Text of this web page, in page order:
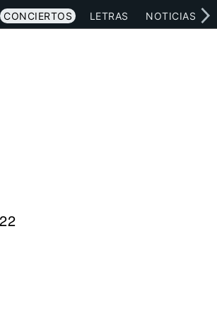
CONCIERTOS LETRAS NOTICIAS